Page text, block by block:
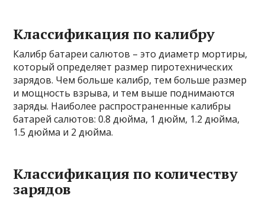
Классификация по калибру
Калибр батареи салютов – это диаметр мортиры,
который определяет размер пиротехнических
зарядов. Чем больше калибр, тем больше размер
и мощность взрыва, и тем выше поднимаются
заряды. Наиболее распространенные калибры
батарей салютов: 0.8 дюйма, 1 дюйм, 1.2 дюйма,
1.5 дюйма и 2 дюйма.
Классификация по количеству
зарядов